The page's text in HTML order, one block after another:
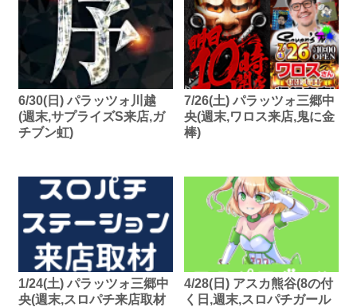
6/30(日) パラッツォ川越
(週末,サプライズS来店,ガ
チブン虹)
7/26(土) パラッツォ三郷中
央(週末,ワロス来店,鬼に金
棒)
1/24(土) パラッツォ三郷中
央(週末,スロパチ来店取材
4/28(日) アスカ熊谷(8の付
く日,週末,スロパチガール